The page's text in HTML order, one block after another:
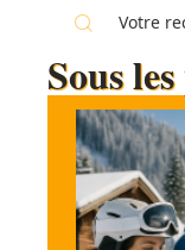
Sous